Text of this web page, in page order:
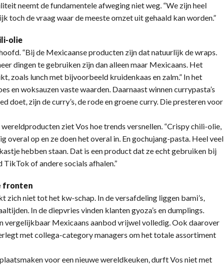
neemt de fundamentele afweging niet weg. “We zijn heel
toch de vraag waar de meeste omzet uit gehaald kan worden.”
olie
“Bij de Mexicaanse producten zijn dat natuurlijk de wraps.
dingen te gebruiken zijn dan alleen maar Mexicaans. Het
zoals lunch met bijvoorbeeld kruidenkaas en zalm.” In het
en woksauzen vaste waarden. Daarnaast winnen currypasta’s
doet, zijn de curry’s, de rode en groene curry. Die presteren voor
ziet Vos hoe trends versnellen. “Crispy chili-olie,
overal op en ze doen het overal in. En gochujang-pasta. Heel veel
hebben staan. Dat is een product dat ze echt gebruiken bij
of andere socials afhalen.”
fronten
zich niet tot het kw-schap. In de versafdeling liggen bami’s,
In de diepvries vinden klanten gyoza’s en dumplings.
vergelijkbaar Mexicaans aanbod vrijwel volledig. Ook daarover
met collega-category managers om het totale assortiment
voor een nieuwe wereldkeuken, durft Vos niet met